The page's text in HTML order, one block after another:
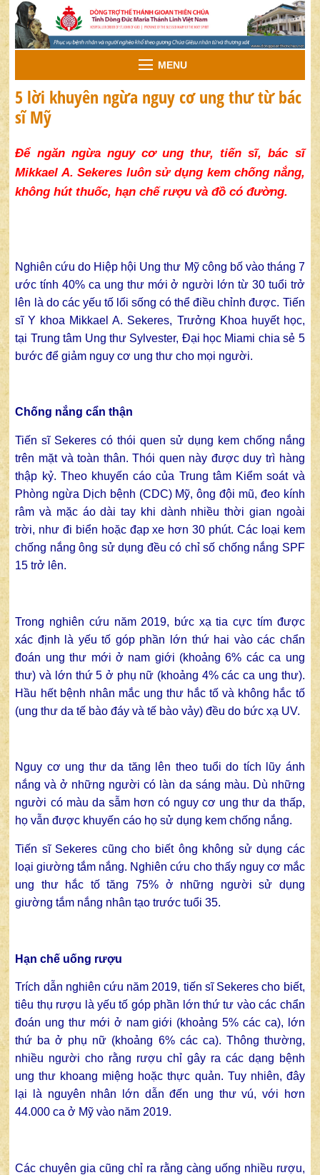
MENU
5 lời khuyên ngừa nguy cơ ung thư từ bác
sĩ Mỹ
Để ngăn ngừa nguy cơ ung thư, tiến sĩ, bác sĩ
Mikkael A. Sekeres luôn sử dụng kem chống nắng,
không hút thuốc, hạn chế rượu và đồ có đường.
Nghiên cứu do Hiệp hội Ung thư Mỹ công bố vào tháng 7
ước tính 40% ca ung thư mới ở người lớn từ 30 tuổi trở
lên là do các yếu tố lối sống có thể điều chỉnh được. Tiến
sĩ Y khoa Mikkael A. Sekeres, Trưởng Khoa huyết học,
tại Trung tâm Ung thư Sylvester, Đại học Miami chia sẻ 5
bước để giảm nguy cơ ung thư cho mọi người.
Chống nắng cẩn thận
Tiến sĩ Sekeres có thói quen sử dụng kem chống nắng
trên mặt và toàn thân. Thói quen này được duy trì hàng
thập kỷ. Theo khuyến cáo của Trung tâm Kiểm soát và
Phòng ngừa Dịch bệnh (CDC) Mỹ, ông đội mũ, đeo kính
râm và mặc áo dài tay khi dành nhiều thời gian ngoài
trời, như đi biển hoặc đạp xe hơn 30 phút. Các loại kem
chống nắng ông sử dụng đều có chỉ số chống nắng SPF
15 trở lên.
Trong nghiên cứu năm 2019, bức xạ tia cực tím được
xác định là yếu tố góp phần lớn thứ hai vào các chẩn
đoán ung thư mới ở nam giới (khoảng 6% các ca ung
thư) và lớn thứ 5 ở phụ nữ (khoảng 4% các ca ung thư).
Hầu hết bệnh nhân mắc ung thư hắc tố và không hắc tố
(ung thư da tế bào đáy và tế bào vảy) đều do bức xạ UV.
Nguy cơ ung thư da tăng lên theo tuổi do tích lũy ánh
nắng và ở những người có làn da sáng màu. Dù những
người có màu da sẫm hơn có nguy cơ ung thư da thấp,
họ vẫn được khuyến cáo họ sử dụng kem chống nắng.
Tiến sĩ Sekeres cũng cho biết ông không sử dụng các
loại giường tắm nắng. Nghiên cứu cho thấy nguy cơ mắc
ung thư hắc tố tăng 75% ở những người sử dụng
giường tắm nắng nhân tạo trước tuổi 35.
Hạn chế uống rượu
Trích dẫn nghiên cứu năm 2019, tiến sĩ Sekeres cho biết,
tiêu thụ rượu là yếu tố góp phần lớn thứ tư vào các chẩn
đoán ung thư mới ở nam giới (khoảng 5% các ca), lớn
thứ ba ở phụ nữ (khoảng 6% các ca). Thông thường,
nhiều người cho rằng rượu chỉ gây ra các dạng bệnh
ung thư khoang miệng hoặc thực quản. Tuy nhiên, đây
lại là nguyên nhân lớn dẫn đến ung thư vú, với hơn
44.000 ca ở Mỹ vào năm 2019.
Các chuyên gia cũng chỉ ra rằng càng uống nhiều rượu,